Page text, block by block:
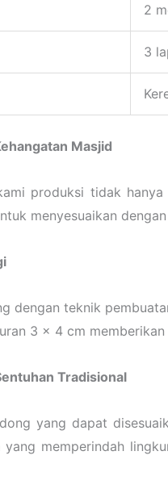
2
3
Masjid
produksi tidak
menyesuaikan
dengan teknik
3 x 4 cm
Tradisional
yang dapat
memperindah